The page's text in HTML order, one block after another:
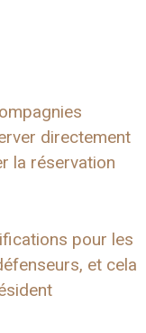
directement
la réservation
pour les
et cela